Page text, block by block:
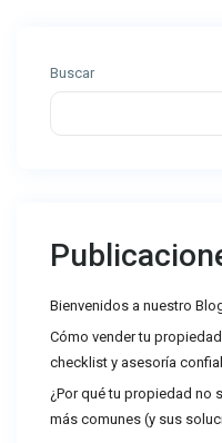
Buscar
Bienvenidos a nuestro
Cómo vender tu
checklist y asesoría
¿Por qué tu propiedad no
más comunes (y sus